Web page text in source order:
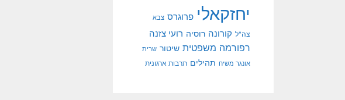
יחזקאלי פרוגרס צבא
צה"ל קורונה רוסיה רועי צזנה
רפורמה משפטית שיטור שרית
אונגר משיח תהילים תרבות ארגונית